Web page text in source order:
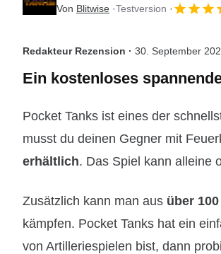
Von Blitwise Testversion
Redakteur Rezension · 30. September
Ein kostenloses
Pocket Tanks ist eines der
musst du deinen Gegner mit
erhältlich. Das Spiel kann alleine
Zusätzlich kann man aus über
kämpfen. Pocket Tanks hat ein
von Artilleriespielen bist, dann